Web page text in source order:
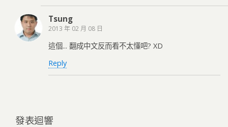
Tsung
2013 年 02 月 08 日
這個... 翻成中文反而看不太懂吧? XD
Reply
發表迴響